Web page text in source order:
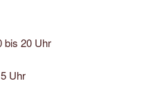
bis 20 Uhr
Uhr